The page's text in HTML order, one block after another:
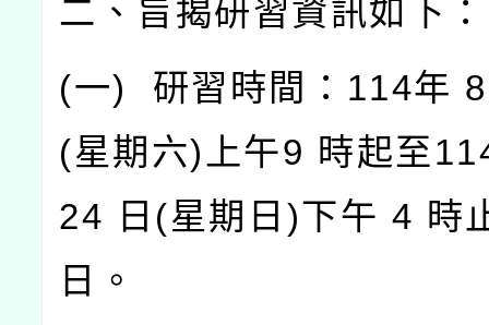
二、旨揭研習資訊如下：
(一) 研習時間： 114年 8
(星期六) 上午9 時起至
24 日 (星期日 )下午 4 時
日。